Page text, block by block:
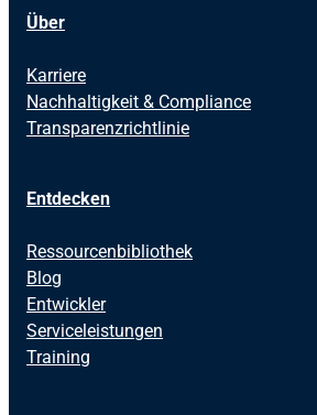
Über
Karriere
Nachhaltigkeit & Compliance
Transparenzrichtlinie
Entdecken
Ressourcenbibliothek
Blog
Entwickler
Serviceleistungen
Training